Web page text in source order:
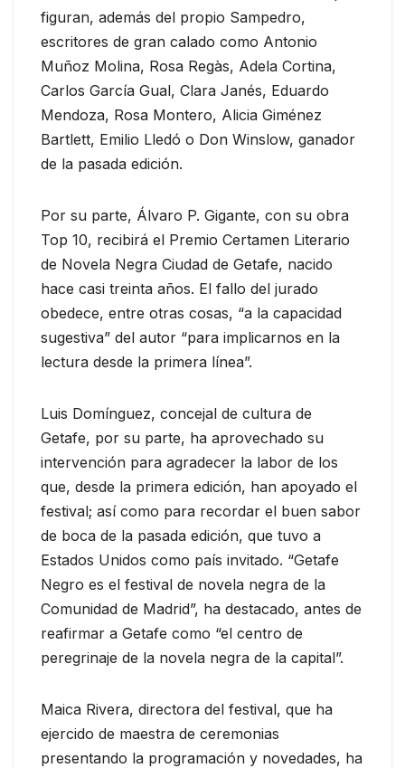
figuran, además del propio Sampedro,
escritores de gran calado como Antonio
Muñoz Molina, Rosa Regàs, Adela Cortina,
Carlos García Gual, Clara Janés, Eduardo
Mendoza, Rosa Montero, Alicia Giménez
Bartlett, Emilio Lledó o Don Winslow, ganador
de la pasada edición.
Por su parte, Álvaro P. Gigante, con su obra
Top 10, recibirá el Premio Certamen Literario
de Novela Negra Ciudad de Getafe, nacido
hace casi treinta años. El fallo del jurado
obedece, entre otras cosas, “a la capacidad
sugestiva” del autor “para implicarnos en la
lectura desde la primera línea”.
Luis Domínguez, concejal de cultura de
Getafe, por su parte, ha aprovechado su
intervención para agradecer la labor de los
que, desde la primera edición, han apoyado el
festival; así como para recordar el buen sabor
de boca de la pasada edición, que tuvo a
Estados Unidos como país invitado. “Getafe
Negro es el festival de novela negra de la
Comunidad de Madrid”, ha destacado, antes de
reafirmar a Getafe como “el centro de
peregrinaje de la novela negra de la capital”.
Maica Rivera, directora del festival, que ha
ejercido de maestra de ceremonias
presentando la programación y novedades, ha